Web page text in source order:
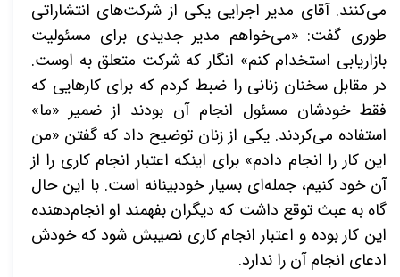
می‌کنند. آقای مدیر اجرایی یکی از شرکت‌های انتشاراتی
طوری گفت: «می‌خواهم مدیر جدیدی برای مسئولیت
بازاریابی استخدام کنم» انگار که شرکت متعلق به اوست.
در مقابل سخنان زنانی را ضبط کردم که برای کارهایی که
فقط خودشان مسئول انجام آن بودند از ضمیر «ما»
استفاده می‌کردند. یکی از زنان توضیح داد که گفتن «من
این کار را انجام دادم» برای اینکه اعتبار انجام کاری را از
آن خود کنیم، جمله‌ای بسیار خودبینانه است. با این حال
گاه به عبث توقع داشت که دیگران بفهمند او انجام‌دهنده
این کار بوده و اعتبار انجام کاری نصیبش شود که خودش
ادعای انجام آن را ندارد.